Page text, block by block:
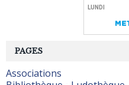
PAGES
Associations